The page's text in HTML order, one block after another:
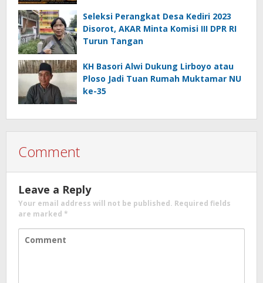
Seleksi Perangkat Desa Kediri 2023
Disorot, AKAR Minta Komisi III DPR RI
Turun Tangan
KH Basori Alwi Dukung Lirboyo atau
Ploso Jadi Tuan Rumah Muktamar NU
ke-35
Comment
Leave a Reply
Your email address will not be published. Required fields
are marked *